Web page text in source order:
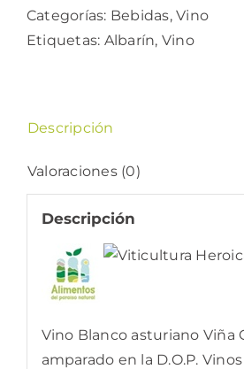
cantidad
Categorías: Bebidas,Vino
Etiquetas: Albarín, Vino
Descripción
Valoraciones (0)
Descripción
Vino Blanco asturiano Viña
amparado en la D.O.P.